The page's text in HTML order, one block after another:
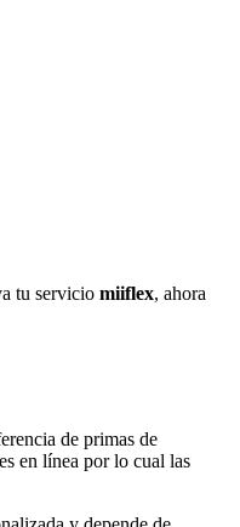
tu servicio miiflex, ahora
de primas de
en línea por lo cual las